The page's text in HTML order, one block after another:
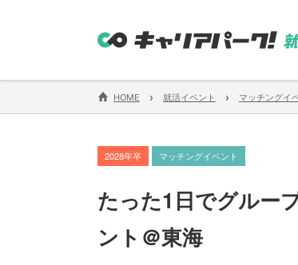
HOME › 就活イベント › マッチングイ
2028年卒 マッチングイベント
たった1日でグルー
ント＠東海